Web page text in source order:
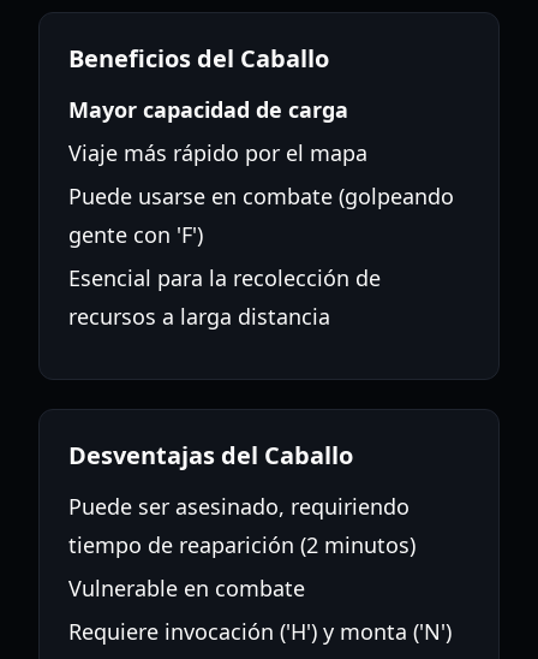
Beneficios del Caballo
Mayor capacidad de carga
Viaje más rápido por el mapa
Puede usarse en combate (golpeando
gente con 'F')
Esencial para la recolección de
recursos a larga distancia
Desventajas del Caballo
Puede ser asesinado, requiriendo
tiempo de reaparición (2 minutos)
Vulnerable en combate
Requiere invocación ('H') y monta ('N')